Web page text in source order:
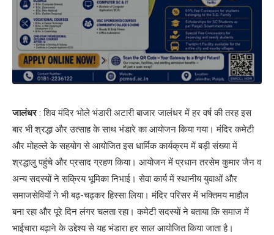
जालंधर: शिव मंदिर भोले भंडारी अटारी बाजार जालंधर में हर वर्ष की तरह इस
बार भी श्रद्धा और उत्साह के साथ भंडारे का आयोजन किया गया। मंदिर कमेटी
और मोहल्ले के सहयोग से आयोजित इस धार्मिक कार्यक्रम में बड़ी संख्या में
श्रद्धालु पहुंचे और प्रसाद ग्रहण किया। आयोजन में प्रधान तरसेम कुमार जैन व
अन्य सदस्यों ने सक्रिय भूमिका निभाई। सेवा कार्य में स्थानीय युवाओं और
समाजसेवियों ने भी बढ़-चढ़कर हिस्सा लिया। मंदिर परिसर में भक्तिमय माहौल
बना रहा और पूरे दिन लंगर चलता रहा। कमेटी सदस्यों ने बताया कि समाज में
भाईचारा बढ़ाने के उद्देश्य से यह भंडारा हर साल आयोजित किया जाता है।